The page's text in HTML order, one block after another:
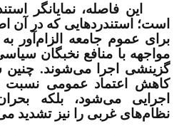
این فاصله، نمایانگر
است؛ استندردهایی که در آن
برای عموم جامعه الزام‌آور
مواجهه با منافع نخبگان
گزینشی اجرا می‌شوند. چنین
کاهش اعتماد عمومی نسبت
اجرایی می‌شود، بلکه
نظام‌های غربی را نیز تشدید